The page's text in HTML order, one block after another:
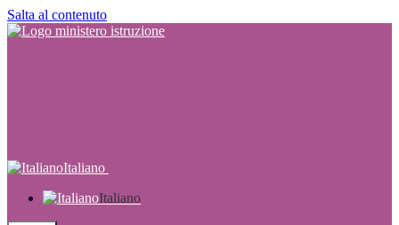
Salta al contenuto
Italiano
Italiano